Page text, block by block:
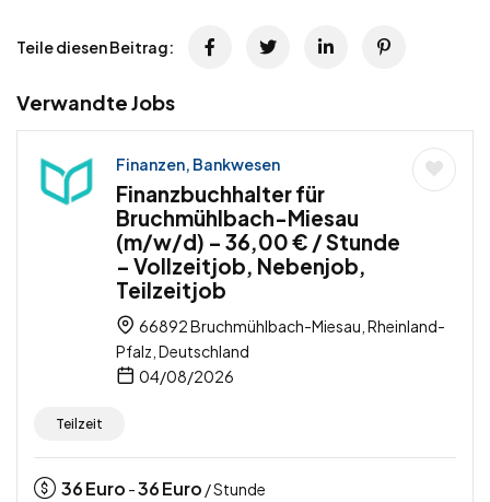
Teile diesen Beitrag:
Verwandte Jobs
Finanzen, Bankwesen
Finanzbuchhalter für
Bruchmühlbach-Miesau
(m/w/d) – 36,00 € / Stunde
– Vollzeitjob, Nebenjob,
Teilzeitjob
66892 Bruchmühlbach-Miesau, Rheinland-
Pfalz, Deutschland
04/08/2026
Teilzeit
36Euro -36Euro / Stunde